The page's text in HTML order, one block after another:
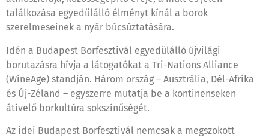
találkozása egyedülálló élményt kínál a borok
szerelmeseinek a nyár búcsúztatására.
Idén a Budapest Borfesztivál egyedülálló újvilági
borutazásra hívja a látogatókat a Tri-Nations Alliance
(WineAge) standján. Három ország – Ausztrália, Dél-Afrika
és Új-Zéland – egyszerre mutatja be a kontinenseken
átívelő borkultúra sokszínűségét.
Az idei Budapest Borfesztivál nemcsak a megszokott